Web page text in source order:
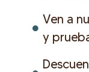
Ven a
y